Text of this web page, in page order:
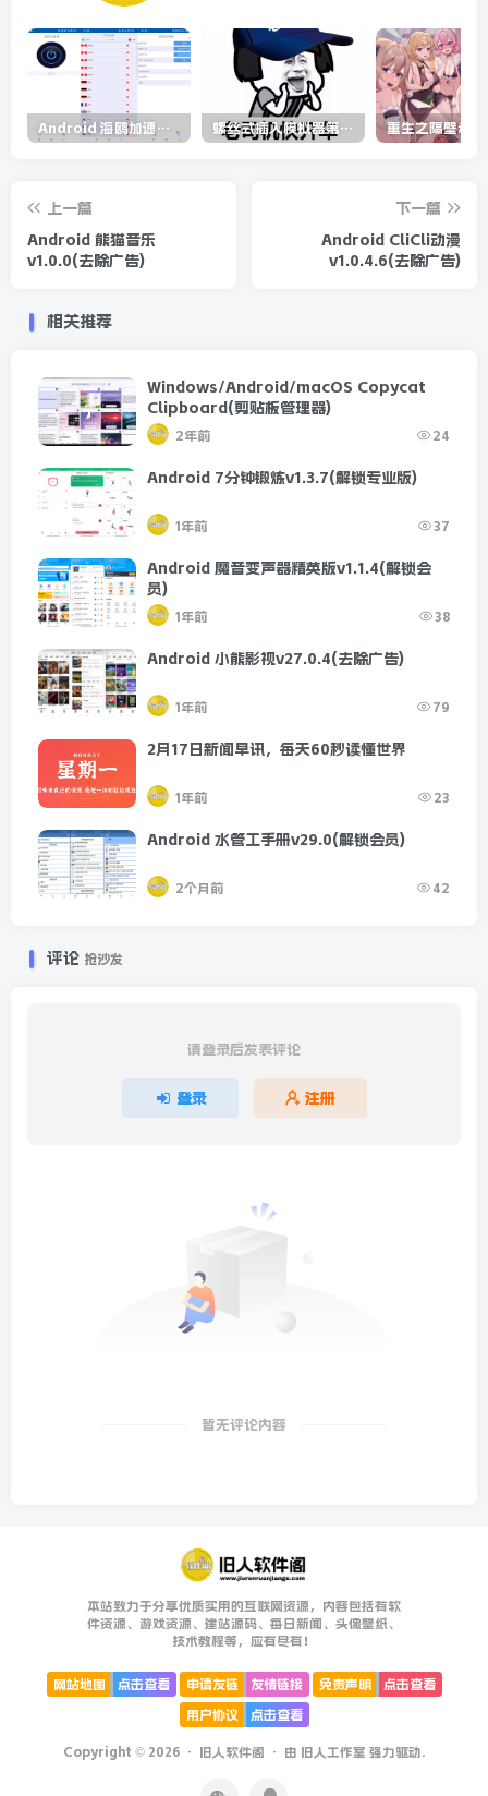
Android 海鸥加速器v6.6.3(解锁会员) 螺丝式插入模拟器第5代/NejicomiSimulator.Vol.5.v1.0.2
上一篇
Android 熊猫音乐
v1.0.0(去除广告)
下一篇
Android CliCli动漫
v1.0.4.6(去除广告)
相关推荐
Windows/Android/macOS Copycat
Clipboard(剪贴板管理器)
2年前 24
Android 7分钟锻炼v1.3.7(解锁专业版)
1年前 37
Android 魔音变声器精英版v1.1.4(解锁会
员)
1年前 38
Android 小熊影视v27.0.4(去除广告)
1年前 79
2月17日新闻早讯，每天60秒读懂世界
1年前 23
Android 水管工手册v29.0(解锁会员)
2个月前 42
评论 抢沙发
请登录后发表评论
登录 注册
暂无评论内容
本站致力于分享优质实用的互联网资源，内容包括有软
件资源、游戏资源、建站源码、每日新闻、头像壁纸、
技术教程等，应有尽有！
网站地图 点击查看 申请友链 友情链接 免责声明
点击查看
用户协议
点击查看
Copyright © 2026 · 旧人软件阁 · 由 旧人工作室 强力驱动.